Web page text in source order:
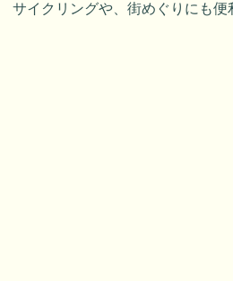
サイクリングや、街めぐりにも便